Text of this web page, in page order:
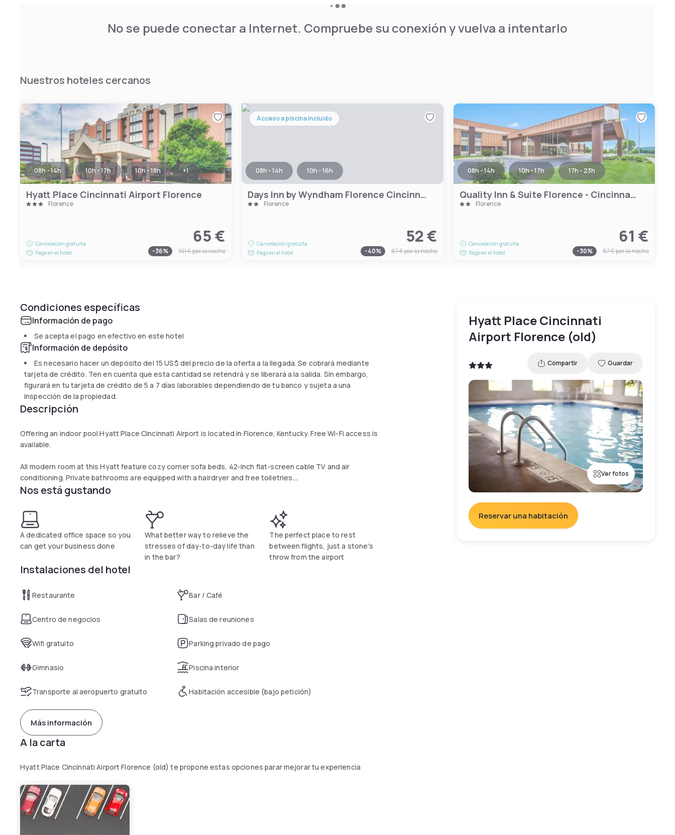
No se puede conectar a Internet. Compruebe su conexión y vuelva a intentarlo
Nuestros hoteles cercanos
08h - 14h 10h - 17h 10h - 18h +1
Hyatt Place Cincinnati Airport Florence
Florence
Cancelación gratuita
Pago en el hotel
65 €
-36% 101 €por la noche
Acceso a piscina incluido
08h - 14h 10h - 16h
Days Inn by Wyndham Florence Cincinnati Area
Florence
Cancelación gratuita
Pago en el hotel
52 €
-40% 87 €por la noche
08h - 14h 10h - 17h 17h - 23h
Quality Inn & Suite Florence - Cincinnati South
Florence
Cancelación gratuita
Pago en el hotel
61 €
-30% 87 €por la noche
Condiciones específicas
Información de pago
Se acepta el pago en efectivo en este hotel
Información de depósito
Es necesario hacer un depósito del 15 US$ del precio de la oferta a la llegada. Se cobrará mediante
tarjeta de crédito. Ten en cuenta que esta cantidad se retendrá y se liberará a la salida. Sin embargo,
figurará en tu tarjeta de crédito de 5 a 7 días laborables dependiendo de tu banco y sujeta a una
inspección de la propiedad.
Descripción
Offering an indoor pool Hyatt Place Cincinnati Airport is located in Florence, Kentucky. Free Wi-Fi access is
available.
All modern room at this Hyatt feature cozy corner sofa beds, 42-inch flat-screen cable TV and air
conditioning. Private bathrooms are equipped with a hairdryer and free toiletries.
Guests at Hyatt Place Cincinnati Airport can enjoy access to the fitness center. Other facilities offered
include a shared lounge and 24-hour business center.
The complimentary a.m. breakfast buffet is served at the hotel. Lunch, dinner and drink options are
available at the Gallery.
The Greater Cincinnati Airport is 11 minutes’ drive from the hotel. The property offers complimentary
Nos está gustando
A dedicated office space so you
can get your business done
What better way to relieve the
stresses of day-to-day life than
in the bar?
The perfect place to rest
between flights, just a stone's
throw from the airport
Instalaciones del hotel
Restaurante Bar / Café
Centro de negocios Salas de reuniones
Wifi gratuito Parking privado de pago
Gimnasio Piscina interior
Transporte al aeropuerto gratuito Habitación accesible (bajo petición)
Más información
A la carta
Hyatt Place Cincinnati Airport Florence (old) te propone estas opciones parar mejorar tu experiencia
Hyatt Place Cincinnati
Airport Florence (old)
Compartir Guardar
Ver fotos
Reservar una habitación